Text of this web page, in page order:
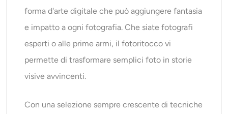
Ricolorazione AI
Strumenti per ritratti
forma d'arte digitale che può aggiungere fantasia
e impatto a ogni fotografia. Che siate fotografi
esperti o alle prime armi, il fotoritocco vi
permette di trasformare semplici foto in storie
visive avvincenti.
Con una selezione sempre crescente di tecniche